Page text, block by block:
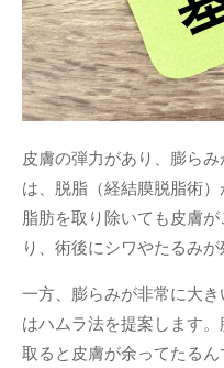
皮膚の弾力があり、膨ら
は、脱脂（経結膜脱脂術
脂肪を取り除いても皮膚
り、術後にシワやたるみが
一方、膨らみが非常に大
はハムラ法を提案します
取ると皮膚が余ってたる